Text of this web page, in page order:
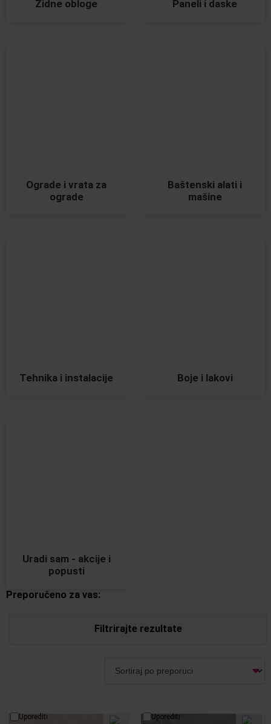
Zidne obloge Paneli i daske
Ograde i vrata za
ograde
Baštenski alati i
mašine
Tehnika i instalacije Boje i lakovi
Uradi sam - akcije i
popusti
Preporučeno za vas:
Filtrirajte rezultate
Uporediti Uporediti